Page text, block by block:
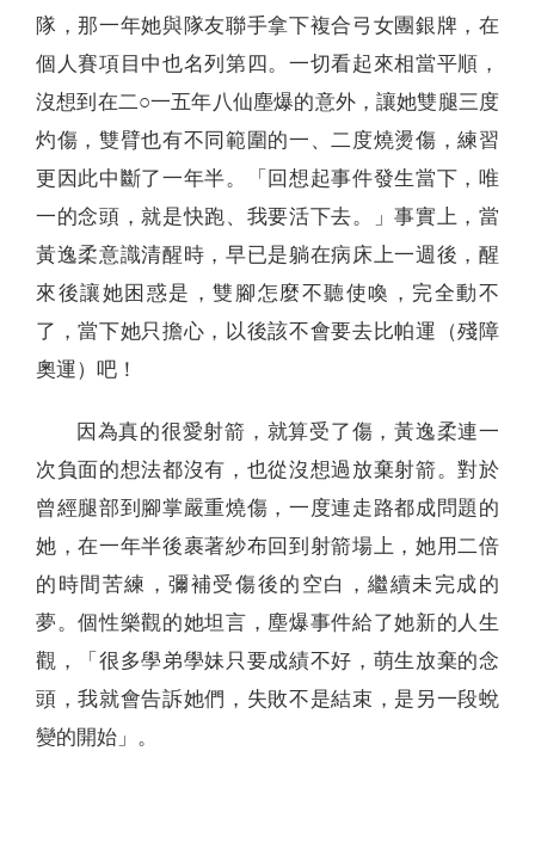
隊，那一年她與隊友聯手拿下複合弓女團銀牌，在
個人賽項目中也名列第四。一切看起來相當平順，
沒想到在二○一五年八仙塵爆的意外，讓她雙腿三度
灼傷，雙臂也有不同範圍的一、二度燒燙傷，練習
更因此中斷了一年半。「回想起事件發生當下，唯
一的念頭，就是快跑、我要活下去。」事實上，當
黃逸柔意識清醒時，早已是躺在病床上一週後，醒
來後讓她困惑是，雙腳怎麼不聽使喚，完全動不
了，當下她只擔心，以後該不會要去比帕運（殘障
奧運）吧！
因為真的很愛射箭，就算受了傷，黃逸柔連一
次負面的想法都沒有，也從沒想過放棄射箭。對於
曾經腿部到腳掌嚴重燒傷，一度連走路都成問題的
她，在一年半後裹著紗布回到射箭場上，她用二倍
的時間苦練，彌補受傷後的空白，繼續未完成的
夢。個性樂觀的她坦言，塵爆事件給了她新的人生
觀，「很多學弟學妹只要成績不好，萌生放棄的念
頭，我就會告訴她們，失敗不是結束，是另一段蛻
變的開始」。